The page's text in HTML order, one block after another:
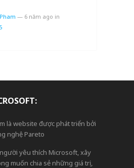
— 6 năm ago in
là website được phát triển bởi
nghệ Pareto
yêu thích Microsoft, xây
muốn chia sẻ những giá trị,